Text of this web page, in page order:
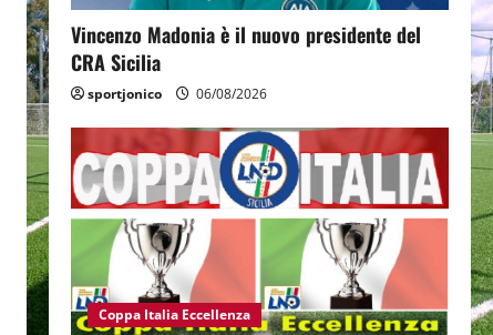
Vincenzo Madonia è il nuovo presidente del
CRA Sicilia
sportjonico 06/08/2026
Coppa Italia Eccellenza